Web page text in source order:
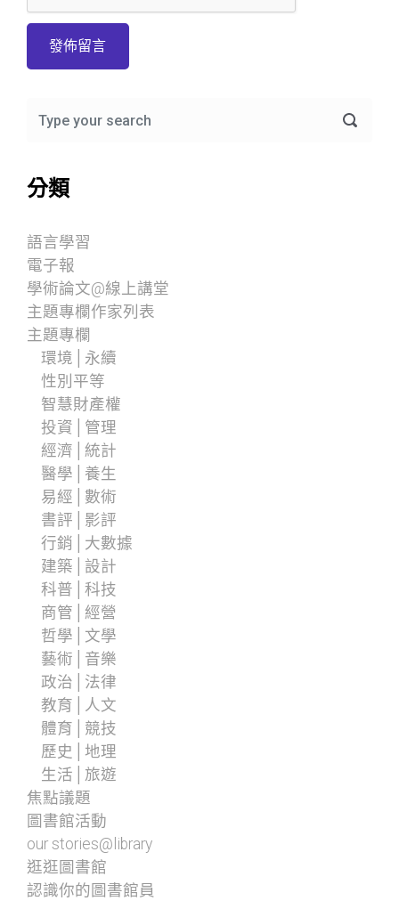
分類
語言學習
電子報
學術論文@線上講堂
主題專欄作家列表
主題專欄
環境│永續
性別平等
智慧財產權
投資│管理
經濟│統計
醫學│養生
易經│數術
書評│影評
行銷│大數據
建築│設計
科普│科技
商管│經營
哲學│文學
藝術│音樂
政治│法律
教育│人文
體育│競技
歷史│地理
生活│旅遊
焦點議題
圖書館活動
our stories@library
逛逛圖書館
認識你的圖書館員